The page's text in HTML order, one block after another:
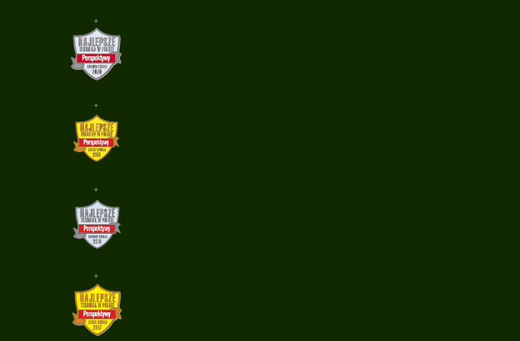
+
+
+
+